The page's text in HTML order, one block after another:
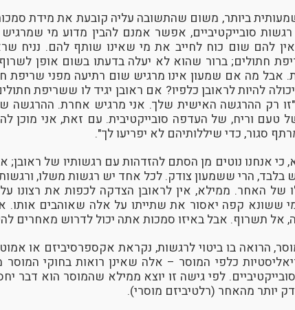
ביותר, משום שהתשובה עליה קובעת את מידת
סובייקטיביים, אפשר אמנם להבין מדוע מי
להם שום כוח לחייב את מי שאינו שותף להם. נניח
חתולים; ברור שהוא לא יעלה בדעתו בשום אופן
אבל מה אם שמעון אינו מרגיש שום רתיעה מפני שריפת
להיות לראובן כלפיו? אם ראובן יגיד לו ששריפת
רק ההרגשה האישית שלך. אני מרגיש אחרת. ההרגשה
של טעם וריח, של העדפה סובייקטיבית. עם זאת, אני מוכן
סגור, כדי שיללותיהם לא יפריעו לך".
כי אנחנו נוטים מן הסתם להזדהות עם רגשותיו של ראובן;
בלבד, הרי ששמעון צודק. לכל אחד יש רגשות משלו,
של האחר. ממילא, אין לראובן הצדקה לכפות את רצונו
ששונא קפה יאסור את שתייתו על אלה שאוהבים
אל תשרוף. אבל באיזו סמכות אתה יכול לדרוש מאחרים
הרואה בו ביטוי לרגשות, נקראת אקספרסיביזם או
כלפי המוסר – אלה שאינן רואות בחוקי המוסר
לפי גישה זו יוצא ממילא שהמוסר הוא דבר
יותר מהאחר (רלטיביזם מוסרי).